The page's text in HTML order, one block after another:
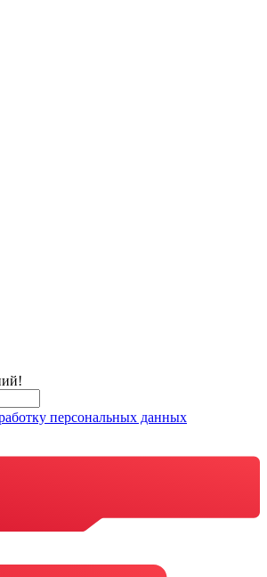
персональных данных